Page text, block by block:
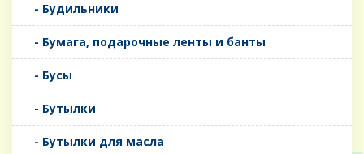
- Будильники
- Бумага, подарочные ленты и банты
- Бусы
- Бутылки
- Бутылки для масла